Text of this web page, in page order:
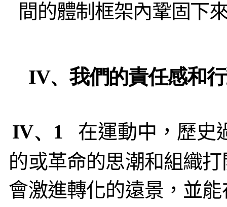
間的體制框架內鞏固下
IV、我們的責任感和
IV、1
在運動中，歷史
的或革命的思潮和組織
會激進轉化的遠景，並